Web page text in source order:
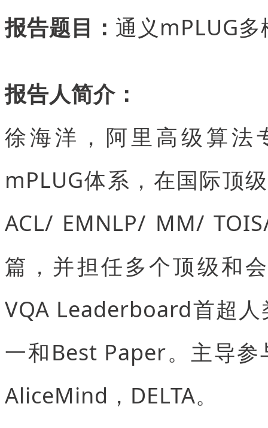
报告题目： 通义mPLUG
报告人简介：
徐海洋，阿里高级算法
mPLUG体系，在国际顶
ACL/ EMNLP/ MM/
篇，并担任多个顶级和
VQA Leaderboard首超
一和Best Paper。主导参
AliceMind，DELTA。